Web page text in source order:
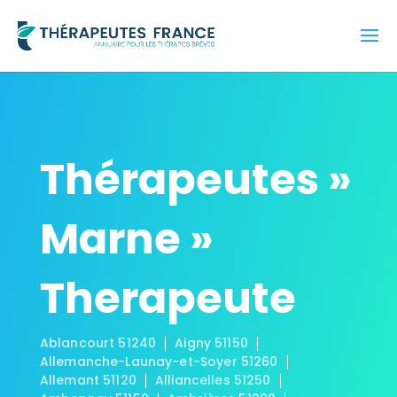
Thérapeutes »
Marne »
Therapeute
Ablancourt 51240
Aigny 51150
Allemanche-Launay-et-Soyer 51260
Allemant 51120
Alliancelles 51250